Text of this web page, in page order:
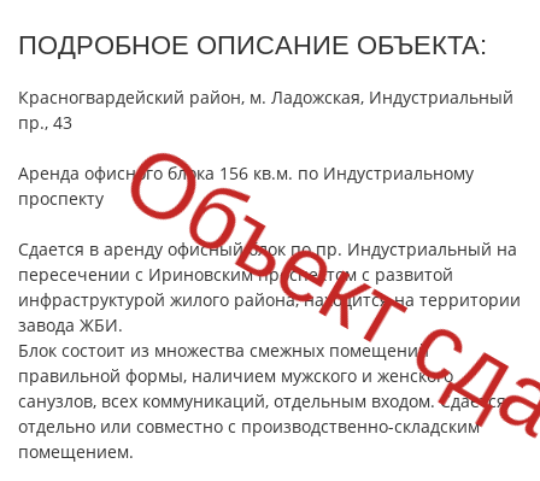
Объект
ПОДРОБНОЕ ОПИСАНИЕ ОБЪЕКТА:
Красногвардейский район, м. Ладожская, Индустриальный
пр., 43
Аренда офисного блока 156 кв.м. по Индустриальному
проспекту
Сдается в аренду офисный блок по пр. Индустриальный на
пересечении с Ириновским проспектом с развитой
инфраструктурой жилого района, находится на территории
завода ЖБИ.
Блок состоит из множества смежных помещений
правильной формы, наличием мужского и женского
санузлов, всех коммуникаций, отдельным входом. Сдается
отдельно или совместно с производственно-складским
помещением.